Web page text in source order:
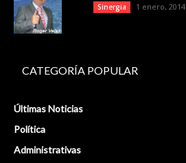
Sinergia 1 enero, 2014
CATEGORÍA POPULAR
Últimas Noticias
Política
Administrativas